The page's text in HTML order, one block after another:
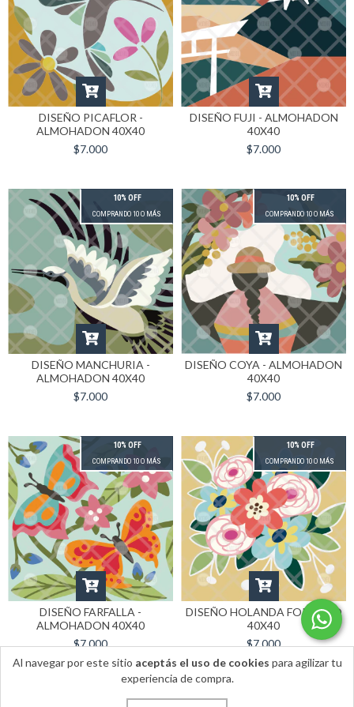
Al navegar por este sitio aceptás el uso de cookies para agilizar tu
experiencia de compra.
DISEÑO PICAFLOR -
ALMOHADON 40X40
$7.000
DISEÑO FUJI - ALMOHADON
40X40
$7.000
10% OFF
COMPRANDO 10 O MÁS
DISEÑO MANCHURIA -
ALMOHADON 40X40
$7.000
10% OFF
COMPRANDO 10 O MÁS
DISEÑO COYA - ALMOHADON
40X40
$7.000
10% OFF
COMPRANDO 10 O MÁS
DISEÑO FARFALLA -
ALMOHADON 40X40
$7.000
10% OFF
COMPRANDO 10 O MÁS
DISEÑO HOLANDA FORMATO
40X40
$7.000